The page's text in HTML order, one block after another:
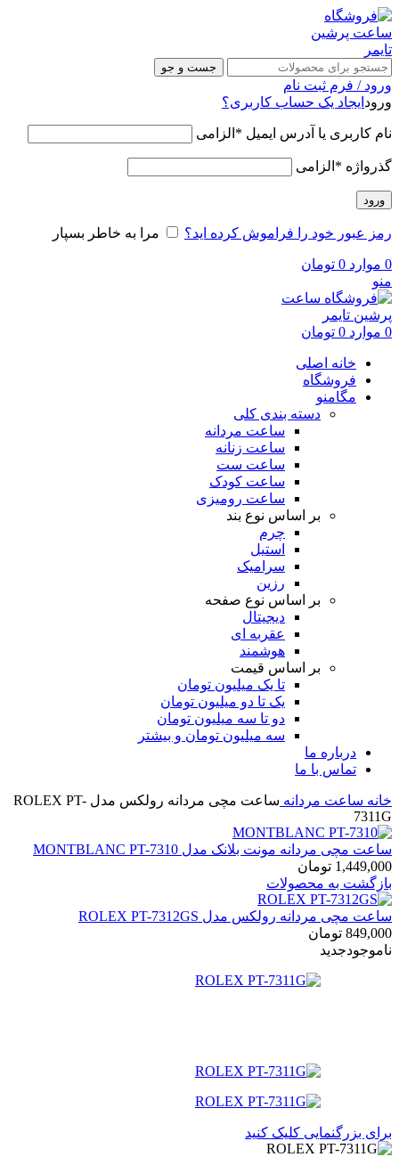
جست و جو
ورود / فرم ثبت نام
ورود ایجاد یک حساب کاربری؟
نام کاربری یا آدرس ایمیل * الزامی
گذرواژه * الزامی
ورود
رمز عبور خود را فراموش کرده اید؟ مرا به خاطر بسپار
0 موارد 0 تومان
منو
0 موارد 0 تومان
خانه اصلی
فروشگاه
مگامنو
دسته بندی کلی
ساعت مردانه
ساعت زنانه
ساعت ست
ساعت کودک
ساعت رومیزی
بر اساس نوع بند
چرم
استیل
سرامیک
رزین
بر اساس نوع صفحه
دیجیتال
عقربه ای
هوشمند
بر اساس قیمت
تا یک میلیون تومان
یک تا دو میلیون تومان
دو تا سه میلیون تومان
سه میلیون تومان و بیشتر
درباره ما
تماس با ما
خانه ساعت مردانه
ساعت مچی مردانه رولکس مدل ROLEX PT-
7311G
ساعت مچی مردانه مونت بلانک مدل MONTBLANC PT-7310
1,449,000 تومان
بازگشت به محصولات
ساعت مچی مردانه رولکس مدل ROLEX PT-7312GS
849,000 تومان
ناموجودجدید
برای بزرگنمایی کلیک کنید